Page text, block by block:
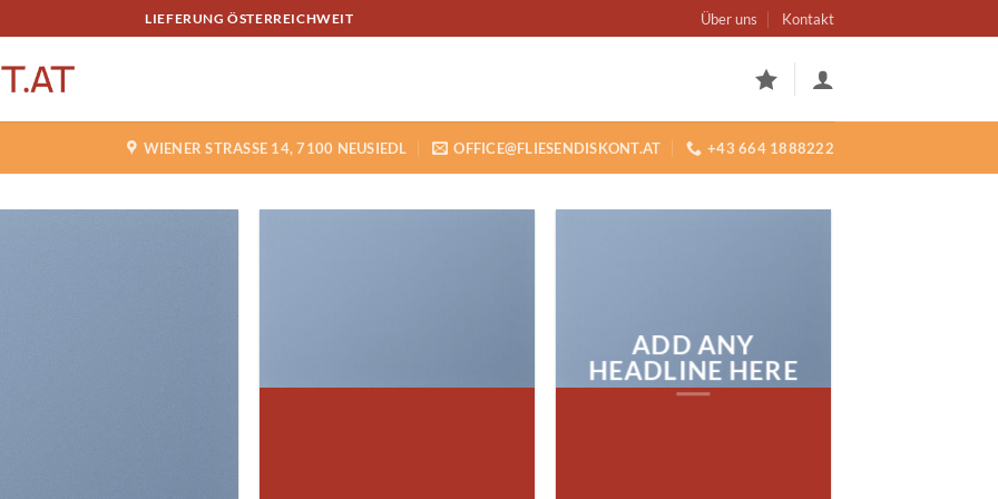
LIEFERUNG ÖSTERREICHWEIT Über uns Kontakt
WIENER STRASSE 14, 7100 NEUSIEDL OFFICE@FLIESENDISKONT.AT +43 664 1888222
ADD ANY
HEADLINE HERE